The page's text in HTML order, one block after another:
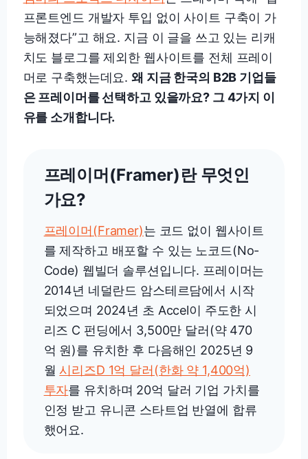
프론트엔드 개발자 투입 없이 사이트 구축이 가
능해졌다”고 해요. 지금 이 글을 쓰고 있는 리캐
치도 블로그를 제외한 웹사이트를 전체 프레이
머로 구축했는데요.왜 지금 한국의 B2B 기업들
은 프레이머를 선택하고 있을까요? 그 4가지 이
유를 소개합니다.
프레이머(Framer)란 무엇인
가요?
프레이머(Framer)는 코드 없이 웹사이트
를 제작하고 배포할 수 있는 노코드(No-
Code) 웹빌더 솔루션입니다. 프레이머는
2014년 네덜란드 암스테르담에서 시작
되었으며 2024년 초 Accel이 주도한 시
리즈 C 펀딩에서 3,500만 달러(약 470
억 원)를 유치한 후 다음해인 2025년 9
월시리즈D 1억 달러(한화 약 1,400억)
투자를 유치하며 20억 달러 기업 가치를
인정 받고 유니콘 스타트업 반열에 합류
했어요.